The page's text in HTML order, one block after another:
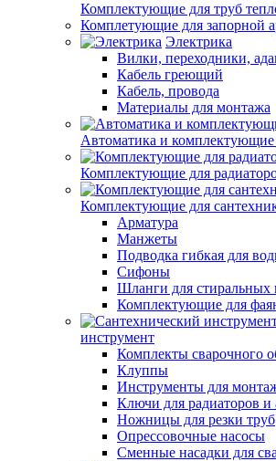
Комплектующие для труб
Комплетующие для запорной
Электрика
Вилки, переходники,
Кабель греющий
Кабель, провода
Материалы для монтажа
Автоматика и комплектующие
Комплектующие для
Комплектующие для
Арматура
Манжеты
Подводка гибкая для
Сифоны
Шланги для
Комплектующие для
инструмент
Комплекты сварочного
Клуппы
Инструменты для
Ключи для радиаторов и
Ножницы для резки труб
Опрессовочные насосы
Сменные насадки для